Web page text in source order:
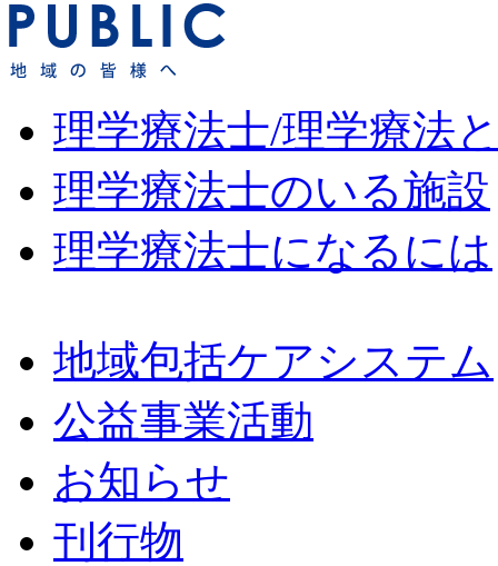
理学療法士/理学療法
理学療法士のいる施設
理学療法士になるには
地域包括ケアシステム
公益事業活動
お知らせ
刊行物